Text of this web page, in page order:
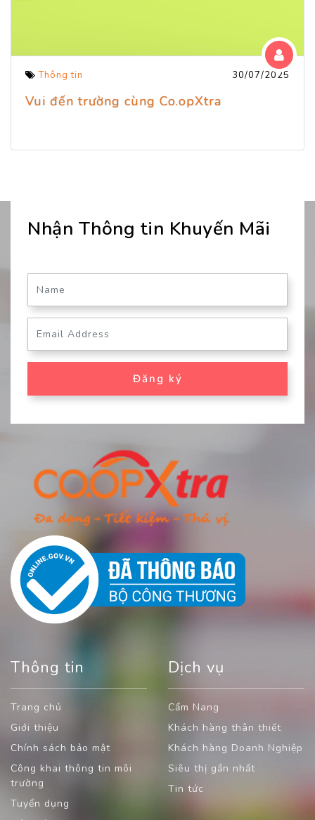
Thông tin 30/07/2025
Vui đến trường cùng Co.opXtra
Nhận Thông tin Khuyến Mãi
Đăng ký
Thông tin
Trang chủ
Giới thiệu
Chính sách bảo mật
Công khai thông tin môi
trường
Tuyển dụng
Dịch vụ
Cẩm Nang
Khách hàng thân thiết
Khách hàng Doanh Nghiệp
Siêu thị gần nhất
Tin tức